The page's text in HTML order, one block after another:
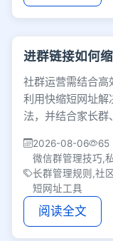
进群链接如何
社群运营需结合高
利用快缩短网址解
法，并结合家长
2026-08-06
65
微信群管理技巧,
长群管理规则,社
短网址工具
阅读全文